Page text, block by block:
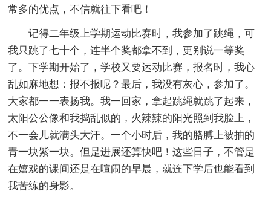
常多的优点，不信就往下看吧！
记得二年级上学期运动比赛时，我参加了跳绳，可
我只跳了七十个，连半个奖都拿不到，更别说一等奖
了。下学期开始了，学校又要运动比赛，报名时，我心
乱如麻地想：报不报呢？最后，我没有灰心，参加了。
大家都一一表扬我。我一回家，拿起跳绳就跳了起来，
太阳公公像和我捣乱似的，火辣辣的阳光照到我脸上，
不一会儿就满头大汗。一个小时后，我的胳膊上被抽的
青一块紫一块。但是进展还算快吧！这些日子，不管是
在嬉戏的课间还是在喧闹的早晨，就连下学后也能看到
我苦练的身影。